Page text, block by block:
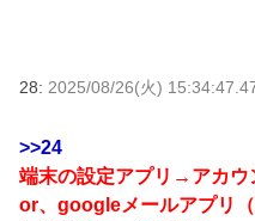
28: 2025/08/26(火)
>>24
端末の設定アプリ→アカ
or、googleメールアプリ